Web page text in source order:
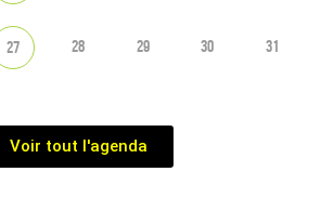
27 28 29 30 31
Voir tout l'agenda